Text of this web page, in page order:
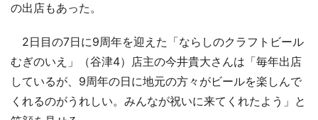
の出店もあった。
2日目の7日に9周年を迎えた「ならしのクラフトビール
むぎのいえ」（谷津4）店主の今井貴大さんは「毎年出店
しているが、9周年の日に地元の方々がビールを楽しんで
くれるのがうれしい。みんなが祝いに来てくれたよう」と